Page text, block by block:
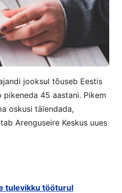
jooksul tõuseb Eestis
45 aastani. Pikem
oskusi täiendada,
Arenguseire Keskus uues
tulevikku tööturul